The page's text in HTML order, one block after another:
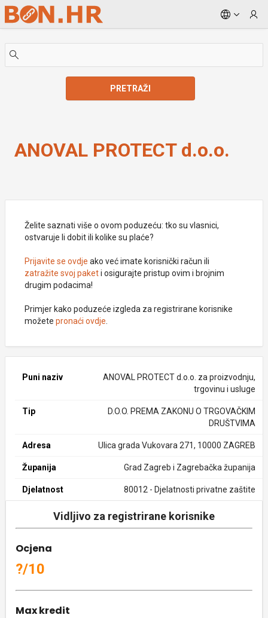
Skip to Main Content
PRETRAŽI
ANOVAL PROTECT d.o.o.
Želite saznati više o ovom poduzeću: tko su vlasnici,
ostvaruje li dobit ili kolike su plaće?
Prijavite se ovdje ako već imate korisnički račun ili
zatražite svoj paketi osigurajte pristup ovim i brojnim
drugim podacima!
Primjer kako poduzeće izgleda za registrirane korisnike
možete pronaći ovdje
Puni naziv
ANOVAL PROTECT d.o.o. za proizvodnju,
trgovinu i usluge
Tip
D.O.O. PREMA ZAKONU O TRGOVAČKIM
DRUŠTVIMA
Adresa Ulica grada Vukovara 271, 10000 ZAGREB
Županija Grad Zagreb i Zagrebačka županija
Djelatnost 80012 - Djelatnosti privatne zaštite
Vidljivo za registrirane korisnike
Ocjena
?/10
Max kredit